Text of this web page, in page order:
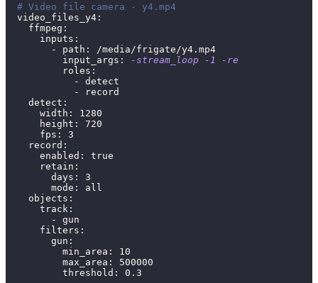
# Video file camera - y4.mp4
  video_files_y4:
    ffmpeg:
      inputs:
        - path: /media/frigate/y4.mp4
          input_args:
-stream_loop -1
-re
          roles:
            - detect
            - record
    detect:
      width:
1280
      height:
720
      fps:
3
    record:
      enabled:
true
      retain:
        days:
3
        mode: all
    objects:
      track:
        - gun
      filters:
        gun:
          min_area:
10
          max_area:
500000
          threshold:
0.3